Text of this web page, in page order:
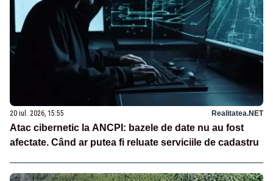
20 iul. 2026, 15:55 Realitatea.NET
Atac cibernetic la ANCPI: bazele de date nu au fost
afectate. Când ar putea fi reluate serviciile de cadastru